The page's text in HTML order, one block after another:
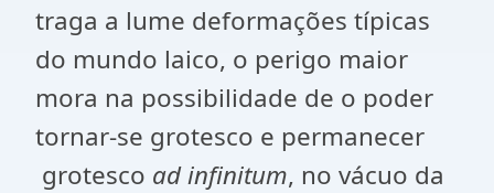
traga a lume deformações típicas
do mundo laico, o perigo maior
mora na possibilidade de o poder
tornar-se grotesco e permanecer
grotesco ad infinitum, no vácuo da